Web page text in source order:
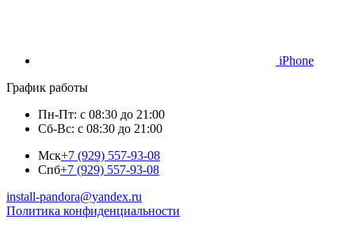
iPhone
График работы
Пн-Пт: с 08:30 до 21:00
Сб-Вс: с 08:30 до 21:00
Мск+7 (929) 557-93-08
Спб+7 (929) 557-93-08
install-pandora@yandex.ru
Политика конфиденциальности